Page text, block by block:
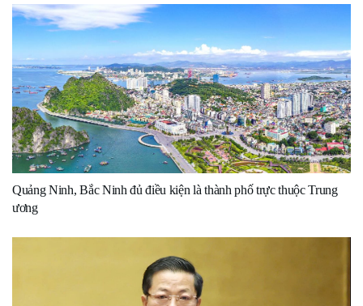
Quảng Ninh, Bắc Ninh đủ điều kiện là thành phố trực thuộc Trung
ương